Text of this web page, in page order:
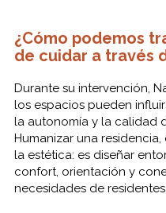
¿Cómo podemos
de cuidar a través
Durante su intervención,
los espacios pueden
la autonomía y la calidad
Humanizar una
la estética: es diseñar
confort, orientación y
necesidades de